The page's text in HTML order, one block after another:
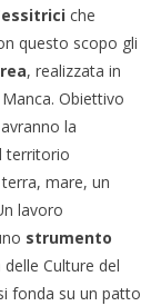
che
questo scopo gli
, realizzata in
Manca. Obiettivo
la
territorio
mare, un
lavoro
strumento
delle Culture del
fonda su un patto